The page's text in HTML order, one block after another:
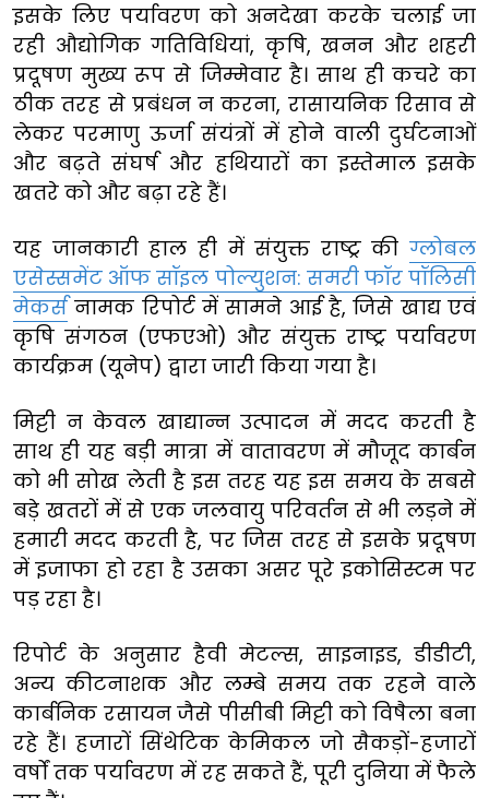
इसके लिए पर्यावरण को अनदेखा करके चलाई जा
रही औद्योगिक गतिविधियां, कृषि, खनन और शहरी
प्रदूषण मुख्य रूप से जिम्मेवार है। साथ ही कचरे का
ठीक तरह से प्रबंधन न करना, रासायनिक रिसाव से
लेकर परमाणु ऊर्जा संयंत्रों में होने वाली दुर्घटनाओं
और बढ़ते संघर्ष और हथियारों का इस्तेमाल इसके
खतरे को और बढ़ा रहे हैं।
यह जानकारी हाल ही में संयुक्त राष्ट्र की ग्लोबल
एसेस्समेंट ऑफ सॉइल पोल्युशन: समरी फॉर पॉलिसी
मेकर्सनामक रिपोर्ट में सामने आई है, जिसे खाद्य एवं
कृषि संगठन (एफएओ) और संयुक्त राष्ट्र पर्यावरण
कार्यक्रम (यूनेप) द्वारा जारी किया गया है।
मिट्टी न केवल खाद्यान्न उत्पादन में मदद करती है
साथ ही यह बड़ी मात्रा में वातावरण में मौजूद कार्बन
को भी सोख लेती है इस तरह यह इस समय के सबसे
बड़े खतरों में से एक जलवायु परिवर्तन से भी लड़ने में
हमारी मदद करती है, पर जिस तरह से इसके प्रदूषण
में इजाफा हो रहा है उसका असर पूरे इकोसिस्टम पर
पड़ रहा है।
रिपोर्ट के अनुसार हैवी मेटल्स, साइनाइड, डीडीटी,
अन्य कीटनाशक और लम्बे समय तक रहने वाले
कार्बनिक रसायन जैसे पीसीबी मिट्टी को विषैला बना
रहे हैं। हजारों सिंथेटिक केमिकल जो सैकड़ों-हजारों
वर्षों तक पर्यावरण में रह सकते हैं, पूरी दुनिया में फैले